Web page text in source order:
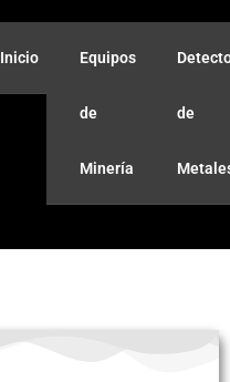
Inicio Equipos
de
Minería
de